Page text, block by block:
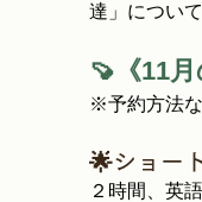
達」につい
🍠《11
※予約方法な
🌟ショー
２時間、英